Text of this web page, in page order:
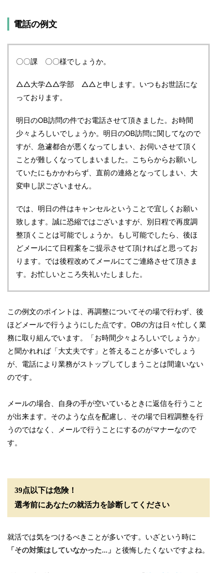
電話の例文
〇〇課 〇〇様でしょうか。
△△大学△△学部 △△と申します。いつもお世話にな
っております。
明日のOB訪問の件でお電話させて頂きました。お時間
少々よろしいでしょうか。明日のOB訪問に関してなので
すが、急遽都合が悪くなってしまい、お伺いさせて頂く
ことが難しくなってしまいました。こちらからお願いし
ていたにもかかわらず、直前の連絡となってしまい、大
変申し訳ございません。
では、明日の件はキャンセルということで宜しくお願い
致します。誠に恐縮ではございますが、別日程で再度調
整頂くことは可能でしょうか。もし可能でしたら、後ほ
どメールにて日程案をご提示させて頂ければと思ってお
ります。では後程改めてメールにてご連絡させて頂きま
す。お忙しいところ失礼いたしました。
この例文のポイントは、再調整についてその場で行わず、後
ほどメールで行うようにした点です。OBの方は日々忙しく業
務に取り組んでいます。「お時間少々よろしいでしょうか」
と聞かれれば「大丈夫です」と答えることが多いでしょう
が、電話により業務がストップしてしまうことは間違いない
のです。
メールの場合、自身の手が空いているときに返信を行うこと
が出来ます。そのような点を配慮し、その場で日程調整を行
うのではなく、メールで行うことにするのがマナーなので
す。
39点以下は危険！
選考前にあなたの就活力を診断してください
就活では気をつけるべきことが多いです。いざという時に
「その対策はしていなかった…」 と後悔したくないですよね。